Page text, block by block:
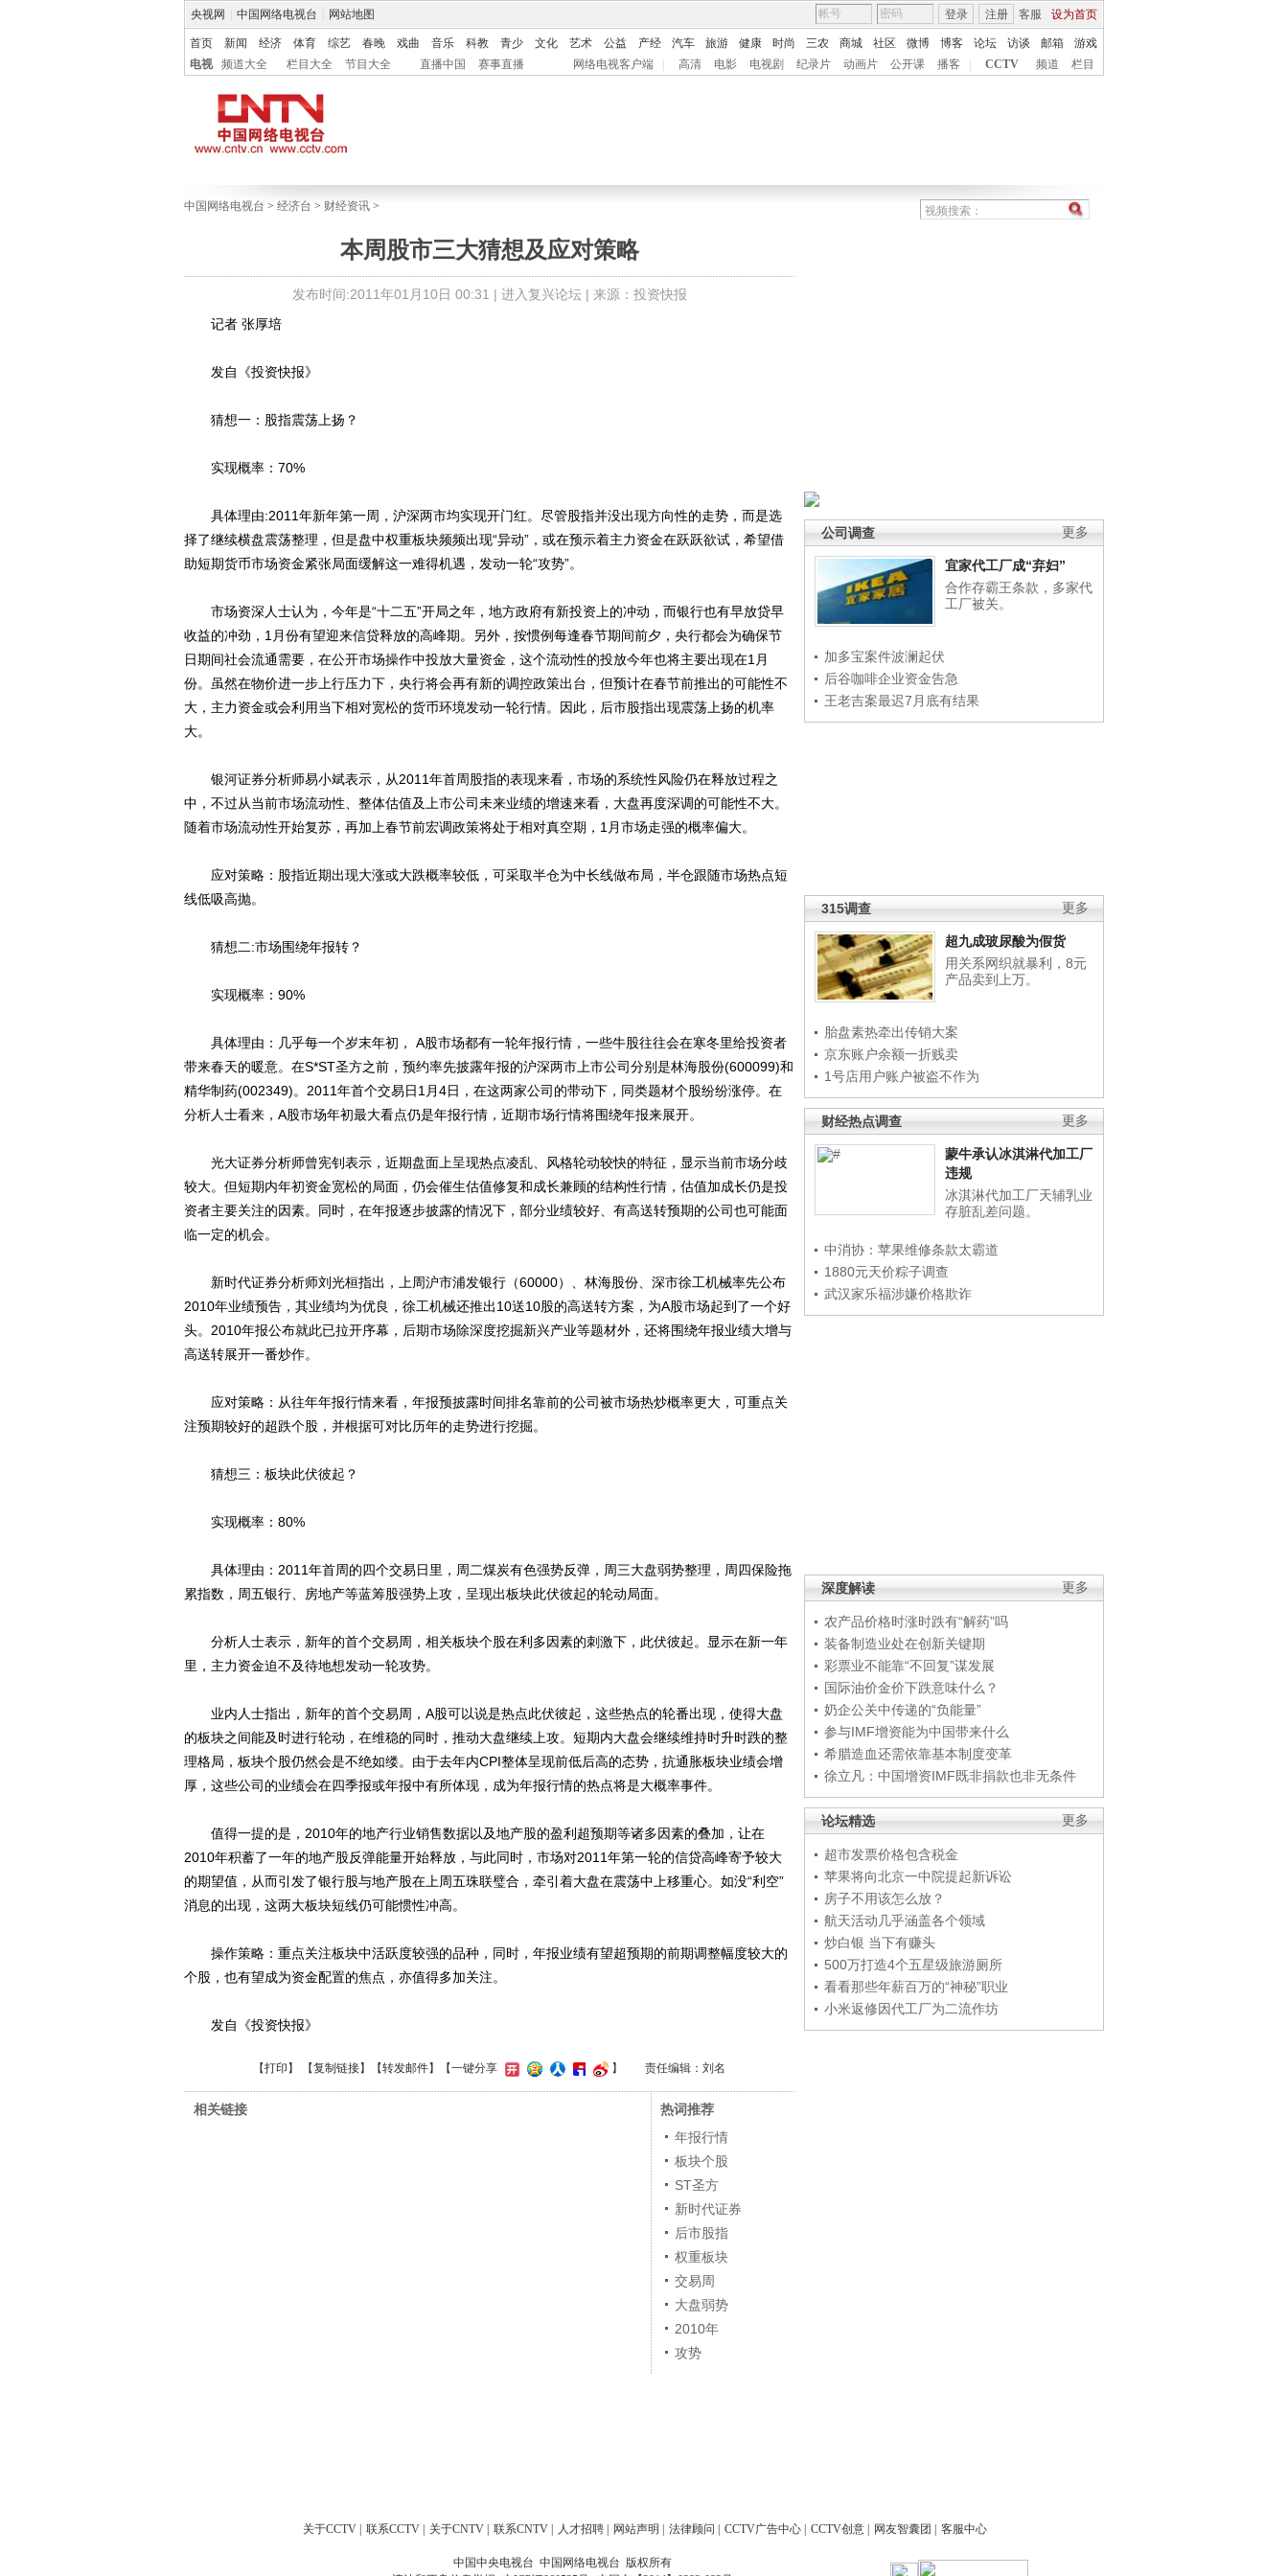
央视网 中国网络电视台 网站地图 客服 设为首页
登录 注册
首页 新闻 经济 体育 综艺 春晚 戏曲 音乐 科教 青少 文化 艺术 公益 产经 汽车 旅游 健康 时尚 三农 商城 社区 微博 博客 论坛 访谈 邮箱
游戏
电视
频道大全 栏目大全 节目大全 直播中国 赛事直播 网络电视客户端 高清 电影 电视剧 纪录片 动画片 公开课 播客 CCTV 频道 栏目
中国网络电视台 > 经济台 > 财经资讯 >
本周股市三大猜想及应对策略
发布时间:2011年01月10日 00:31 | 进入复兴论坛| 来源：投资快报
更多
公司调查
宜家代工厂成“弃妇”
合作存霸王条款，多家代
工厂被关。
加多宝案件波澜起伏
后谷咖啡企业资金告急
王老吉案最迟7月底有结果
更多
315调查
超九成玻尿酸为假货
用关系网织就暴利，8元
产品卖到上万。
胎盘素热牵出传销大案
京东账户余额一折贱卖
1号店用户账户被盗不作为
更多
财经热点调查
蒙牛承认冰淇淋代加工厂
违规
冰淇淋代加工厂天辅乳业
存脏乱差问题。
中消协：苹果维修条款太霸道
1880元天价粽子调查
武汉家乐福涉嫌价格欺诈
更多
深度解读
农产品价格时涨时跌有“解药”吗
装备制造业处在创新关键期
彩票业不能靠“不回复”谋发展
国际油价金价下跌意味什么？
奶企公关中传递的“负能量”
参与IMF增资能为中国带来什么
希腊造血还需依靠基本制度变革
徐立凡：中国增资IMF既非捐款也非无条件
更多
论坛精选
超市发票价格包含税金
苹果将向北京一中院提起新诉讼
房子不用该怎么放？
航天活动几乎涵盖各个领域
炒白银 当下有赚头
500万打造4个五星级旅游厕所
看看那些年薪百万的“神秘”职业
小米返修因代工厂为二流作坊
记者 张厚培
发自《投资快报》
猜想一：股指震荡上扬？
实现概率：70%
具体理由:2011年新年第一周，沪深两市均实现开门红。尽管股指并没出现方向性的走势，而是选
择了继续横盘震荡整理，但是盘中权重板块频频出现“异动”，或在预示着主力资金在跃跃欲试，希望借
助短期货币市场资金紧张局面缓解这一难得机遇，发动一轮“攻势”。
市场资深人士认为，今年是“十二五”开局之年，地方政府有新投资上的冲动，而银行也有早放贷早
收益的冲劲，1月份有望迎来信贷释放的高峰期。另外，按惯例每逢春节期间前夕，央行都会为确保节
日期间社会流通需要，在公开市场操作中投放大量资金，这个流动性的投放今年也将主要出现在1月
份。虽然在物价进一步上行压力下，央行将会再有新的调控政策出台，但预计在春节前推出的可能性不
大，主力资金或会利用当下相对宽松的货币环境发动一轮行情。因此，后市股指出现震荡上扬的机率
大。
银河证券分析师易小斌表示，从2011年首周股指的表现来看，市场的系统性风险仍在释放过程之
中，不过从当前市场流动性、整体估值及上市公司未来业绩的增速来看，大盘再度深调的可能性不大。
随着市场流动性开始复苏，再加上春节前宏调政策将处于相对真空期，1月市场走强的概率偏大。
应对策略：股指近期出现大涨或大跌概率较低，可采取半仓为中长线做布局，半仓跟随市场热点短
线低吸高抛。
猜想二:市场围绕年报转？
实现概率：90%
具体理由：几乎每一个岁末年初， A股市场都有一轮年报行情，一些牛股往往会在寒冬里给投资者
带来春天的暖意。在S*ST圣方之前，预约率先披露年报的沪深两市上市公司分别是林海股份(600099)和
精华制药(002349)。2011年首个交易日1月4日，在这两家公司的带动下，同类题材个股纷纷涨停。在
分析人士看来，A股市场年初最大看点仍是年报行情，近期市场行情将围绕年报来展开。
光大证券分析师曾宪钊表示，近期盘面上呈现热点凌乱、风格轮动较快的特征，显示当前市场分歧
较大。但短期内年初资金宽松的局面，仍会催生估值修复和成长兼顾的结构性行情，估值加成长仍是投
资者主要关注的因素。同时，在年报逐步披露的情况下，部分业绩较好、有高送转预期的公司也可能面
临一定的机会。
新时代证券分析师刘光桓指出，上周沪市浦发银行（60000）、林海股份、深市徐工机械率先公布
2010年业绩预告，其业绩均为优良，徐工机械还推出10送10股的高送转方案，为A股市场起到了一个好
头。2010年报公布就此已拉开序幕，后期市场除深度挖掘新兴产业等题材外，还将围绕年报业绩大增与
高送转展开一番炒作。
应对策略：从往年年报行情来看，年报预披露时间排名靠前的公司被市场热炒概率更大，可重点关
注预期较好的超跌个股，并根据可对比历年的走势进行挖掘。
猜想三：板块此伏彼起？
实现概率：80%
具体理由：2011年首周的四个交易日里，周二煤炭有色强势反弹，周三大盘弱势整理，周四保险拖
累指数，周五银行、房地产等蓝筹股强势上攻，呈现出板块此伏彼起的轮动局面。
分析人士表示，新年的首个交易周，相关板块个股在利多因素的刺激下，此伏彼起。显示在新一年
里，主力资金迫不及待地想发动一轮攻势。
业内人士指出，新年的首个交易周，A股可以说是热点此伏彼起，这些热点的轮番出现，使得大盘
的板块之间能及时进行轮动，在维稳的同时，推动大盘继续上攻。短期内大盘会继续维持时升时跌的整
理格局，板块个股仍然会是不绝如缕。由于去年内CPI整体呈现前低后高的态势，抗通胀板块业绩会增
厚，这些公司的业绩会在四季报或年报中有所体现，成为年报行情的热点将是大概率事件。
值得一提的是，2010年的地产行业销售数据以及地产股的盈利超预期等诸多因素的叠加，让在
2010年积蓄了一年的地产股反弹能量开始释放，与此同时，市场对2011年第一轮的信贷高峰寄予较大
的期望值，从而引发了银行股与地产股在上周五珠联璧合，牵引着大盘在震荡中上移重心。如没“利空”
消息的出现，这两大板块短线仍可能惯性冲高。
操作策略：重点关注板块中活跃度较强的品种，同时，年报业绩有望超预期的前期调整幅度较大的
个股，也有望成为资金配置的焦点，亦值得多加关注。
发自《投资快报》
【打印 】 【复制链接】【转发邮件】 【一键分享 】 责任编辑：刘名
相关链接
热词推荐
年报行情
板块个股
ST圣方
新时代证券
后市股指
权重板块
交易周
大盘弱势
2010年
攻势
关于CCTV 联系CCTV 关于CNTV 联系CNTV 人才招聘 网站声明 法律顾问 CCTV广告中心 CCTV创意 网友智囊团 客服中心
中国中央电视台 中国网络电视台 版权所有